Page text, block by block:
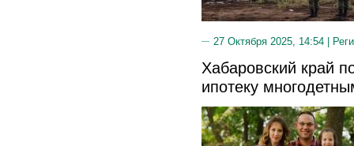
27 Октября 2025, 14:54 |
Хабаровский край
ипотеку